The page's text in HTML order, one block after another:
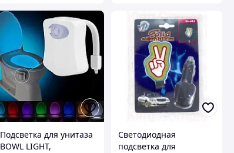
Подсветка для унитаза
BOWL LIGHT,
Светодиодная
подсветка для